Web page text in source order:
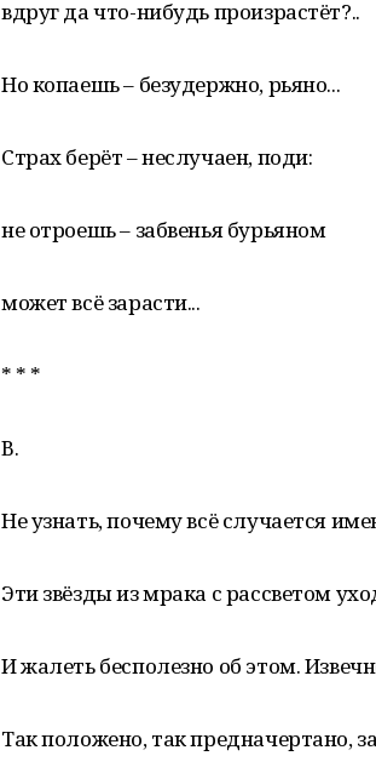
вдруг да что-нибудь произрастёт?..
Но копаешь – безудержно, рьяно...
Страх берёт – неслучаен, поди:
не отроешь – забвенья бурьяном
может всё зарасти...
* * *
В.
Не узнать, почему всё случается
Эти звёзды из мрака с рассветом
И жалеть бесполезно об этом.
Так положено, так предначертано,